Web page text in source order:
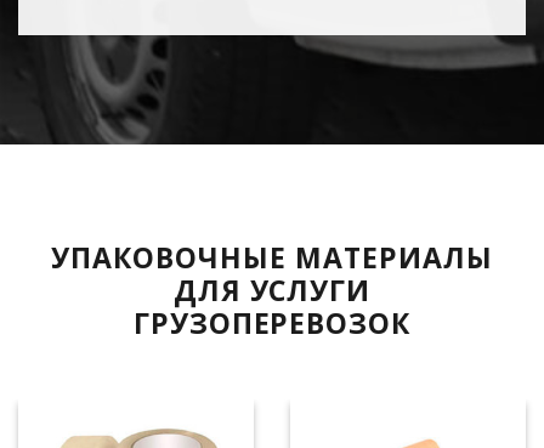
УПАКОВОЧНЫЕ МАТЕРИАЛЫ
ДЛЯ УСЛУГИ
ГРУЗОПЕРЕВОЗОК